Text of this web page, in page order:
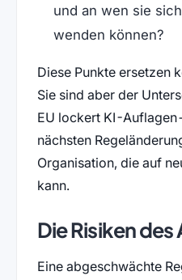
und an wen sie
wenden können?
Diese Punkte ersetzen
Sie sind aber der
EU lockert KI-
nächsten
Organisation, die auf
kann.
Die Risiken
Eine abgeschwächte